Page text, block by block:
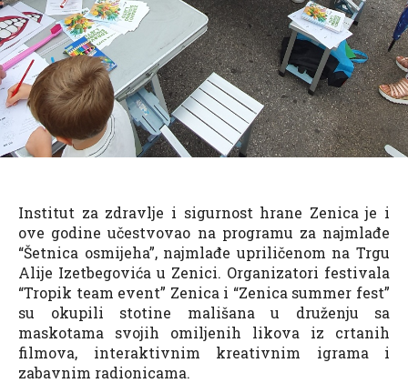
Institut za zdravlje i sigurnost hrane Zenica je i
ove godine učestvovao na programu za najmlađe
“Šetnica osmijeha”, najmlađe upriličenom na Trgu
Alije Izetbegovića u Zenici. Organizatori festivala
“Tropik team event” Zenica i “Zenica summer fest”
su okupili stotine mališana u druženju sa
maskotama svojih omiljenih likova iz crtanih
filmova, interaktivnim kreativnim igrama i
zabavnim radionicama.